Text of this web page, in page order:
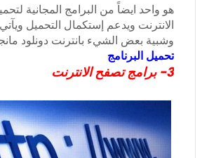
هو واحد ايضاً من البرامج المجانية
الانترنت ويدعم إستكمال التحميل
وشبية بعض الشيء بانترنت دونلود
تحميل البرنامج
3- برامج تصفح الانترنت